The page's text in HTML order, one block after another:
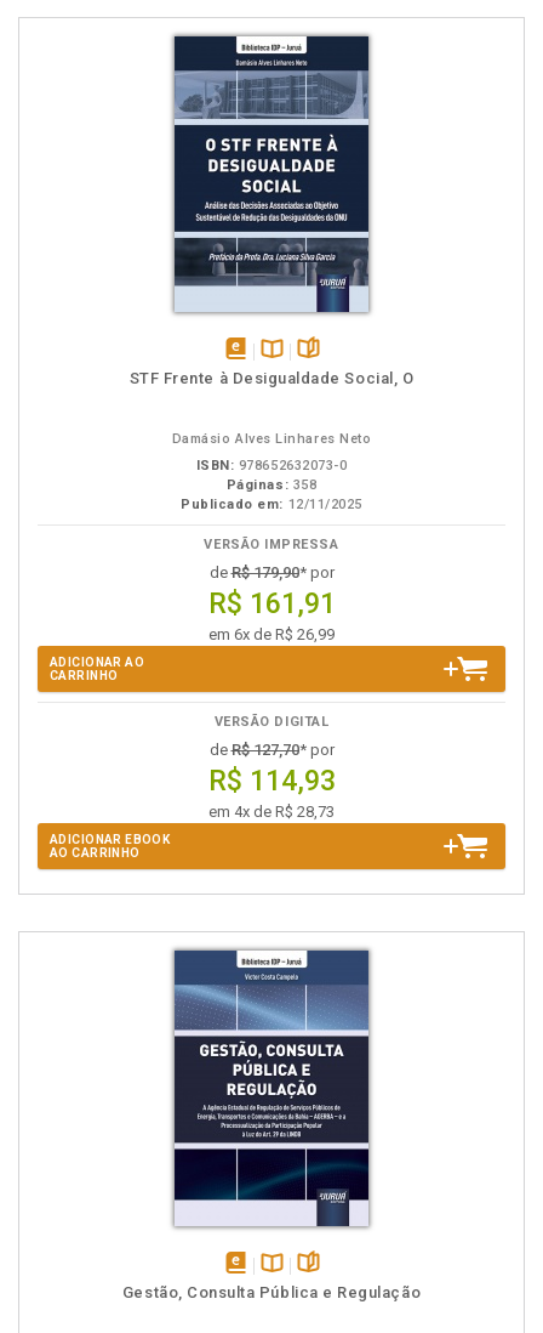
disponívelDisponível
páginas
STF Frente à Desigualdade Social, O
Damásio Alves Linhares Neto
ISBN: 978652632073-0
Páginas: 358
Publicado em: 12/11/2025
VERSÃO IMPRESSA
deR$ 179,90* por
R$ 161,91
em 6x de R$ 26,99
ADICIONAR AO
CARRINHO
VERSÃO DIGITAL
deR$ 127,70* por
R$ 114,93
em 4x de R$ 28,73
ADICIONAR EBOOK
AO CARRINHO
disponívelDisponível
páginas
Gestão, Consulta Pública e Regulação